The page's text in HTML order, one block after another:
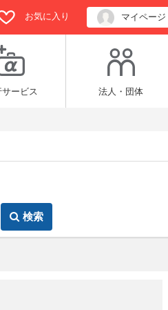
お気に入り マイページ
ービス 法人・団体
検索